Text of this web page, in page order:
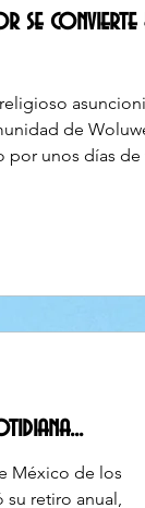
se convierte
de
por unos días de
México de los
retiro anual,